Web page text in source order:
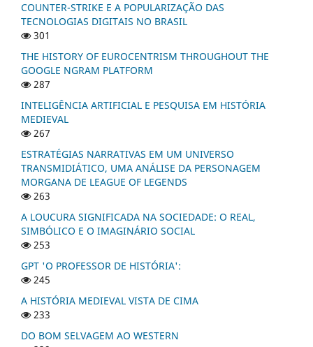
COUNTER-STRIKE E A POPULARIZAÇÃO DAS
TECNOLOGIAS DIGITAIS NO BRASIL
301
THE HISTORY OF EUROCENTRISM THROUGHOUT THE
GOOGLE NGRAM PLATFORM
287
INTELIGÊNCIA ARTIFICIAL E PESQUISA EM HISTÓRIA
MEDIEVAL
267
ESTRATÉGIAS NARRATIVAS EM UM UNIVERSO
TRANSMIDIÁTICO, UMA ANÁLISE DA PERSONAGEM
MORGANA DE LEAGUE OF LEGENDS
263
A LOUCURA SIGNIFICADA NA SOCIEDADE: O REAL,
SIMBÓLICO E O IMAGINÁRIO SOCIAL
253
GPT 'O PROFESSOR DE HISTÓRIA':
245
A HISTÓRIA MEDIEVAL VISTA DE CIMA
233
DO BOM SELVAGEM AO WESTERN